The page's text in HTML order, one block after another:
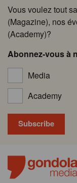
Vous voulez tout
(Magazine), nos
(Academy)?
Abonnez-vous à
Media
Academy